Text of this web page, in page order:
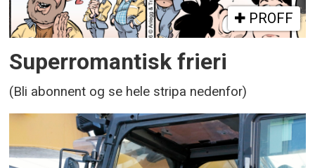
PROFF
Superromantisk frieri
(Bli abonnent og se hele stripa nedenfor)